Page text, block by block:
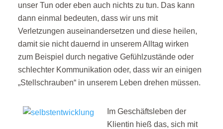
unser Tun oder eben auch nichts zu tun. Das kann
dann einmal bedeuten, dass wir uns mit
Verletzungen auseinandersetzen und diese heilen,
damit sie nicht dauernd in unserem Alltag wirken
zum Beispiel durch negative Gefühlzustände oder
schlechter Kommunikation oder, dass wir an einigen
„Stellschrauben“ in unserem Leben drehen müssen.
Im Geschäftsleben der
Klientin hieß das, sich mit